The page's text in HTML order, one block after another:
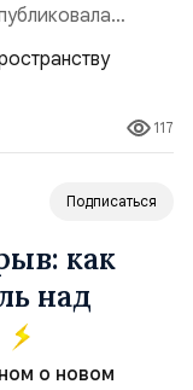
Токио
ракет
видимость
и выносит
на
117
Подписаться
как
над
о новом